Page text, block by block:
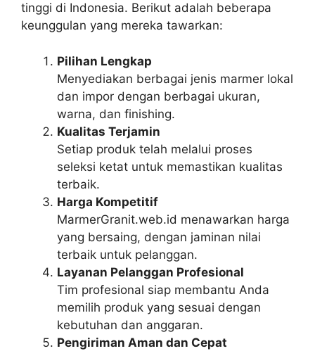
tinggi di Indonesia. Berikut adalah beberapa
keunggulan yang mereka tawarkan:
Pilihan Lengkap
Menyediakan berbagai jenis marmer lokal
dan impor dengan berbagai ukuran,
warna, dan finishing.
Kualitas Terjamin
Setiap produk telah melalui proses
seleksi ketat untuk memastikan kualitas
terbaik.
Harga Kompetitif
MarmerGranit.web.id menawarkan harga
yang bersaing, dengan jaminan nilai
terbaik untuk pelanggan.
Layanan Pelanggan Profesional
Tim profesional siap membantu Anda
memilih produk yang sesuai dengan
kebutuhan dan anggaran.
Pengiriman Aman dan Cepat